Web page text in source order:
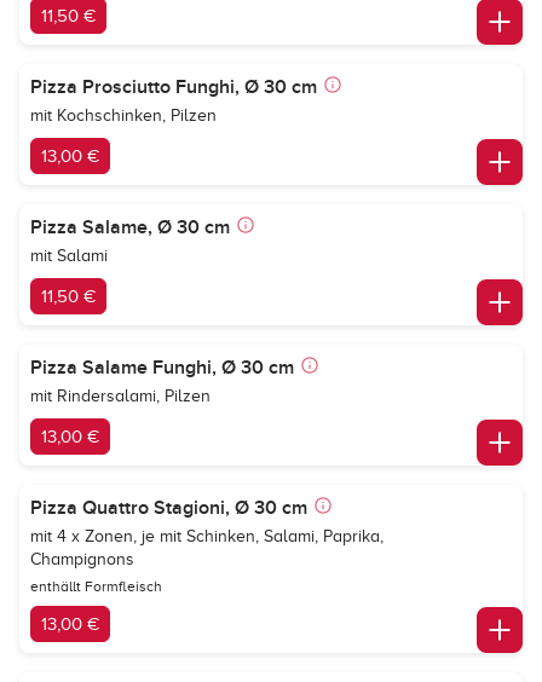
11,50 €
Pizza Prosciutto Funghi, Ø 30 cm
mit Kochschinken, Pilzen
13,00 €
Pizza Salame, Ø 30 cm
mit Salami
11,50 €
Pizza Salame Funghi, Ø 30 cm
mit Rindersalami, Pilzen
13,00 €
Pizza Quattro Stagioni, Ø 30 cm
mit 4 x Zonen, je mit Schinken, Salami, Paprika,
Champignons
enthällt Formfleisch
13,00 €